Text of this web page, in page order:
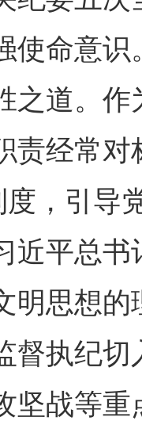
使命意
之道。
责经常
度，引
近平总
明思想
督执纪
坚战等